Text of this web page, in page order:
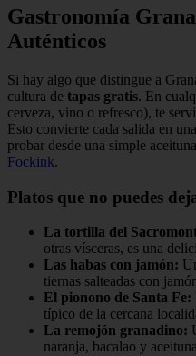
Gastronomía
Auténticos
Si hay algo que distingue a
cultura de tapas gratis. En
cerveza, vino o refresco), te
Esto convierte cada salida en
probar desde una simple
Fockink.
Platos que no puedes
La tortilla del
otras vísceras, es una
Las habas con jamón:
tiernas salteadas con
El pionono de Santa Fe:
típico de la cercana
La remojón granadino:
naranja, bacalao y